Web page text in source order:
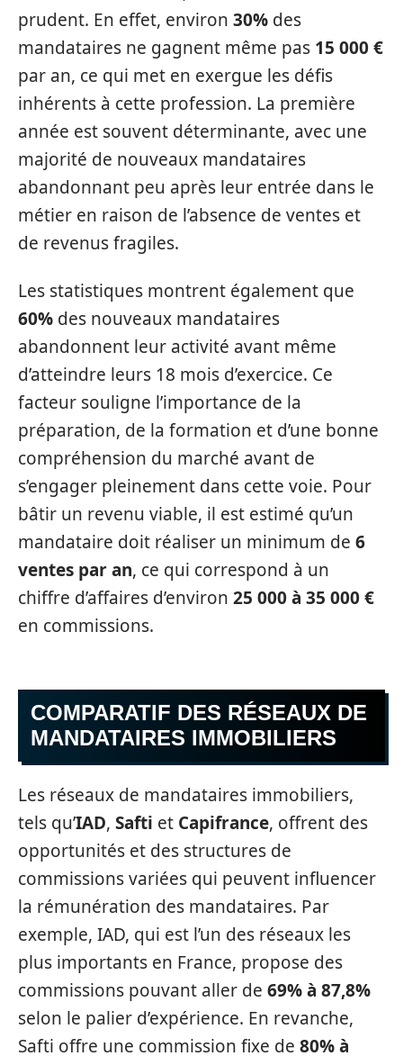
prudent. En effet, environ 30% des
mandataires ne gagnent même pas 15 000 €
par an, ce qui met en exergue les défis
inhérents à cette profession. La première
année est souvent déterminante, avec une
majorité de nouveaux mandataires
abandonnant peu après leur entrée dans le
métier en raison de l’absence de ventes et
de revenus fragiles.
Les statistiques montrent également que
60% des nouveaux mandataires
abandonnent leur activité avant même
d’atteindre leurs 18 mois d’exercice. Ce
facteur souligne l’importance de la
préparation, de la formation et d’une bonne
compréhension du marché avant de
s’engager pleinement dans cette voie. Pour
bâtir un revenu viable, il est estimé qu’un
mandataire doit réaliser un minimum de 6
ventes par an, ce qui correspond à un
chiffre d’affaires d’environ 25 000 à 35 000 €
en commissions.
COMPARATIF DES RÉSEAUX DE
MANDATAIRES IMMOBILIERS
Les réseaux de mandataires immobiliers,
tels qu’IAD, Safti et Capifrance, offrent des
opportunités et des structures de
commissions variées qui peuvent influencer
la rémunération des mandataires. Par
exemple, IAD, qui est l’un des réseaux les
plus importants en France, propose des
commissions pouvant aller de 69% à 87,8%
selon le palier d’expérience. En revanche,
Safti offre une commission fixe de 80% à